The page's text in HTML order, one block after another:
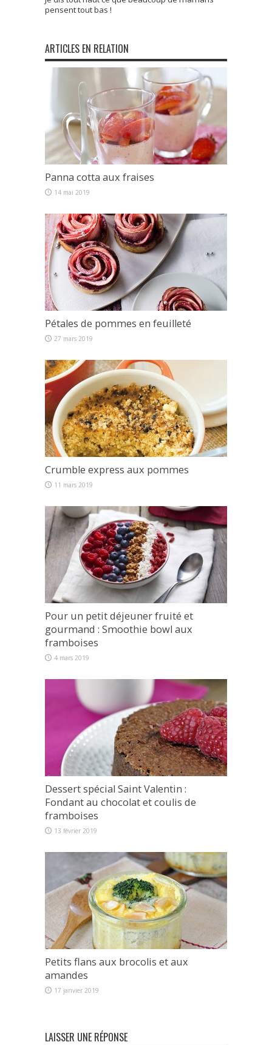
pensent tout bas !
ARTICLES EN RELATION
Panna cotta aux fraises
14 mai 2019
Pétales de pommes en feuilleté
27 mars 2019
Crumble express aux pommes
11 mars 2019
Pour un petit déjeuner fruité et
gourmand : Smoothie bowl aux
framboises
4 mars 2019
Dessert spécial Saint Valentin :
Fondant au chocolat et coulis de
framboises
13 février 2019
Petits flans aux brocolis et aux
amandes
17 janvier 2019
LAISSER UNE RÉPONSE